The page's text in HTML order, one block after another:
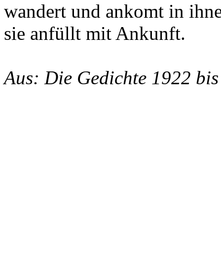
wandert und ankomt in
sie anfüllt mit Ankunft.
Aus: Die Gedichte 1922